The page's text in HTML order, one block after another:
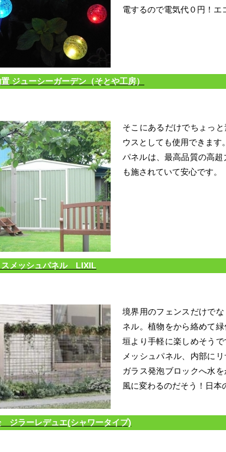
電するので電気代０円！エ
ジューシーガーデン（そとや工房）
そこにあるだけでちょっ
ウスとしても使用できます。
パネルは、最高品質の高
も施されていて安心です。
スメッシュパネル LIXIL
境界用のフェンスだけで
ネル。植物をから絡めて
垣より手軽に楽しめそう
メッシュパネル、内部に
ガラス発泡ブロックへ水
風に変わるのだそう！日本
ジラーレデュエ(シャワータイプ)